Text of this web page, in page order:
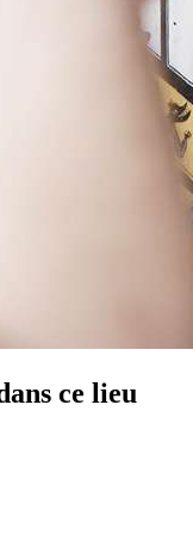
ce lieu